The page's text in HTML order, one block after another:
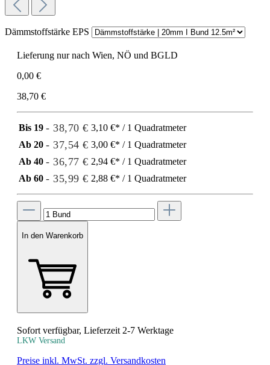
Dämmstoffstärke EPS
Lieferung nur nach Wien, NÖ und BGLD
0,00 €
38,70 €
Bis 19 - 38,70 € 3,10 €* / 1 Quadratmeter
Ab 20 - 37,54 € 3,00 €* / 1 Quadratmeter
Ab 40 - 36,77 € 2,94 €* / 1 Quadratmeter
Ab 60 - 35,99 € 2,88 €* / 1 Quadratmeter
In den Warenkorb
Sofort verfügbar, Lieferzeit 2-7 Werktage
LKW Versand
Preise inkl. MwSt. zzgl. Versandkosten